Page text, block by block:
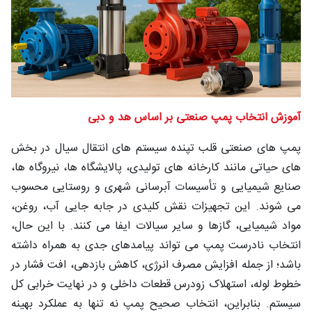
شغلی
تماس
با ما
درباره
ما
آموزش انتخاب پمپ صنعتی بر اساس هد و دبی
پمپ‌ های صنعتی قلب تپنده سیستم‌ های انتقال سیال در بخش‌
های حیاتی مانند کارخانه‌ های تولیدی، پالایشگاه‌ ها، نیروگاه‌ ها،
صنایع شیمیایی و تأسیسات آبرسانی شهری و روستایی محسوب
می‌ شوند. این تجهیزات نقش کلیدی در جابه‌ جایی آب، روغن،
مواد شیمیایی، گازها و سایر سیالات ایفا می‌ کنند. با این حال،
انتخاب نادرست پمپ می‌ تواند پیامدهای جدی به‌ همراه داشته
باشد؛ از جمله افزایش مصرف انرژی، کاهش بازدهی، افت فشار در
خطوط لوله، استهلاک زودرس قطعات داخلی و در نهایت خرابی کل
سیستم. بنابراین، انتخاب صحیح پمپ نه‌ تنها به عملکرد بهینه